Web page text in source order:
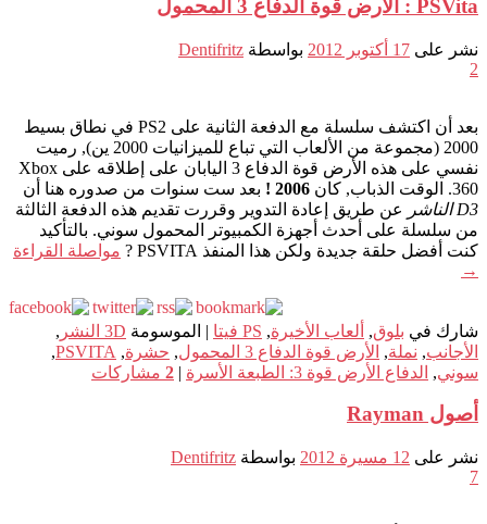
PSVita : الأرض قوة الدفاع 3 المحمول
نشر على 17 أكتوبر 2012 بواسطة Dentifritz
2
بعد أن اكتشف سلسلة مع الدفعة الثانية على PS2 في نطاق بسيط
2000 (مجموعة من الألعاب التي تباع للميزانيات 2000 ين), رميت
نفسي على هذه الأرض قوة الدفاع 3 اليابان على إطلاقه على Xbox
360. الوقت الذباب, كان
2006 !
بعد ست سنوات من صدوره هنا أن
D3 الناشر
عن طريق إعادة التدوير وقررت تقديم هذه الدفعة الثالثة
من سلسلة على أحدث أجهزة الكمبيوتر المحمول سوني. بالتأكيد
كنت أفضل حلقة جديدة ولكن هذا المنفذ PSVITA ?
مواصلة القراءة
→
شارك في بلوق, ألعاب الأخيرة, PS فيتا | الموسومة 3D النشر
,
الأجانب, نملة, الأرض قوة الدفاع 3 المحمول , حشرة,
PSVITA
,
سوني, الدفاع الأرض قوة 3: الطبعة الأسرة |
2 مشاركات
أصول Rayman
نشر على 12 مسيرة 2012 بواسطة Dentifritz
7